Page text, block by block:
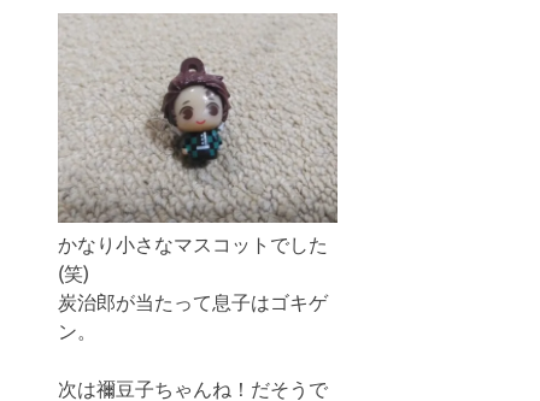
かなり小さなマスコットでした
(笑)
炭治郎が当たって息子はゴキゲ
ン。
次は禰豆子ちゃんね！だそうで